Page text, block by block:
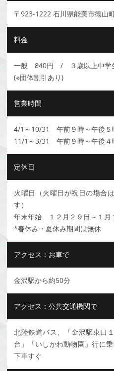
〒923-1222 石川県能美市徳山
料金
一般 840円 / ３歳以上中学
(※団体割引あり)
営業時間
4/1～10/31 午前９時～午後５
11/1～3/31 午前９時～午後４
定休日
火曜日（火曜日が祝日の場合
す）
年末年始 １２月２９日～１月
*春休み・夏休み期間は無休
アクセス：お車で
金沢駅から約50分
アクセス：公共交通機関で
北陸鉄道バス、「金沢駅東口
台」「いしかわ動物園」行に
下車すぐ